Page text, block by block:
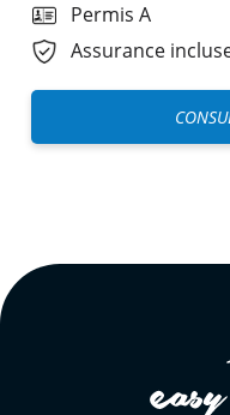
Permis A
Assurance